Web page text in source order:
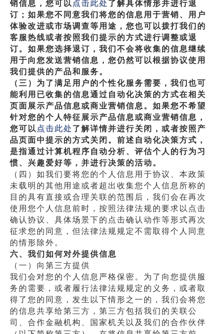
销信息，您可以点击此处了解具体情形并进行退
订；如果您不同意我们将您的信息用于营销、用户
体验改进或市场调查等用途，您也可以拨打我们的
客服热线或者按照我们提示的方式进行调整或退
订。如果您选择退订，我们不会将收集的信息继续
用于向您发送营销信息，您仍然可以根据协议使用
我们提供的产品和服务。
（三）为了满足用户的个性化服务需要，我们也可
能利用已收集的信息通过自动化决策的方式在相关
页面展示产品信息或商业营销信息。如果您不希望
针对您的个人特征展示产品信息或商业营销信息，
您可以点击此处了解详情并进行关闭，或者按照产
品页面中提示的方式关闭。前述自动化决策方式，
是指通过计算机程序自动分析、评估个人的行为习
惯、兴趣爱好等，并进行决策的活动。
（四）如我们要将您的个人信息用于协议、本政策
未载明的其他用途或者超出收集您个人信息所称的
目的具有直接或合理关联的范围后，我们会在再次
使用您个人信息前时，按照法律法规的要求以点击
确认协议、具体场景下的点击确认动作等形式再次
征求您的同意，但法律法规规定不需取得个人同意
的情形除外。
六、我们如何对外提供信息
（一）向第三方提供
我们会对您的个人信息严格保密。为了向您提供服
务的需要，或者履行法律法规规定的义务，或者取
得了您的同意，发生以下情形之一的，我们会将您
的信息共享给第三方，第三方包括我们的关联公
司、合作金融机构、国家机关以及我们的合作伙伴